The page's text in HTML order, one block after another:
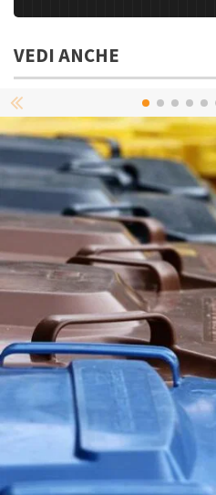
VEDI ANCHE